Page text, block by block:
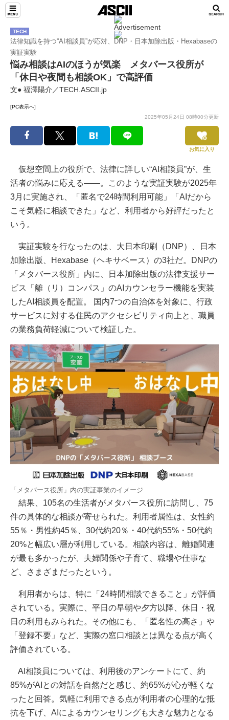
TECH
法律知識を持つ“AI相談員”が応対、DNP・日本加除出版・Hexabaseの
実証実験
悩み相談はAIのほうが気楽 メタバース役所が
「休日や夜間も相談OK」で高評価
文● 福澤陽介／TECH.ASCII.jp
[PC表示へ]
2025年05月24日 08時00分更新
お気に入り
仮想空間上の役所で、法律に詳しい“AI相談員”が、生
活者の悩みに応える――。このような実証実験が2025年
3月に実施され、「匿名で24時間利用可能」「AIだから
こそ気軽に相談できた」など、利用者から好評だったと
いう。
実証実験を行なったのは、大日本印刷（DNP）、日本
加除出版、Hexabase（ヘキサベース）の3社だ。DNPの
「メタバース役所」内に、日本加除出版の法律支援サー
ビス「離（リ）コンパス」のAIカウンセラー機能を実装
したAI相談員を配置。 国内7つの自治体を対象に、行政
サービスに対する住民のアクセシビリティ向上と、職員
の業務負荷軽減について検証した。
「メタバース役所」内の実証事業のイメージ
結果、105名の生活者がメタバース役所に訪問し、75
件の具体的な相談が寄せられた。利用者属性は、女性約
55％・男性約45％、30代約20％・40代約55%・50代約
20%と幅広い層が利用している。相談内容は、離婚関連
が最も多かったが、夫婦関係や子育て、職場や仕事な
ど、さまざまだったという。
利用者からは、特に「24時間相談できること」が評価
されている。実際に、平日の早朝や夕方以降、休日・祝
日の利用もみられた。その他にも、「匿名性の高さ」や
「登録不要」など、実際の窓口相談とは異なる点が高く
評価されている。
AI相談員については、利用後のアンケートにて、約
85%がAIとの対話を自然だと感じ、約65%が心が軽くな
ったと回答。気軽に利用できる点が利用者の心理的な抵
抗を下げ、AIによるカウンセリングも大きな魅力となる